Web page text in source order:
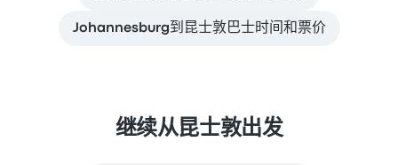
Johannesburg到昆士敦巴士时间和票价
继续从昆士敦出发